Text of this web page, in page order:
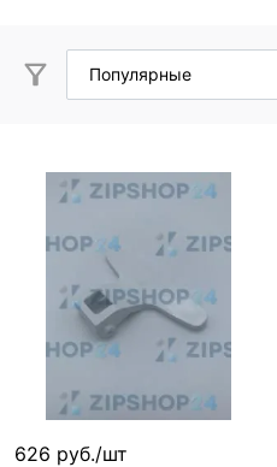
626 руб./шт